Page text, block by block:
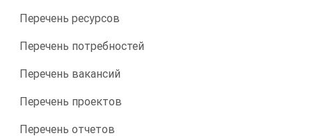
Перечень ресурсов
Перечень потребностей
Перечень вакансий
Перечень проектов
Перечень отчетов